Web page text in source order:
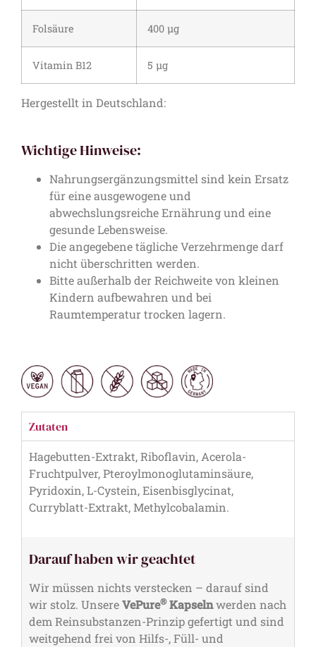
Folsäure 400 µg
Vitamin B12 5 µg
Hergestellt in Deutschland:
Wichtige Hinweise:
Nahrungsergänzungsmittel sind kein Ersatz
für eine ausgewogene und
abwechslungsreiche Ernährung und eine
gesunde Lebensweise.
Die angegebene tägliche Verzehrmenge darf
nicht überschritten werden.
Bitte außerhalb der Reichweite von kleinen
Kindern aufbewahren und bei
Raumtemperatur trocken lagern.
Zutaten
Hagebutten-Extrakt, Riboflavin, Acerola-
Fruchtpulver, Pteroylmonoglutaminsäure,
Pyridoxin, L-Cystein, Eisenbisglycinat,
Curryblatt-Extrakt, Methylcobalamin.
Darauf haben wir geachtet
Wir müssen nichts verstecken – darauf sind
wir stolz. UnsereVePure®Kapselnwerden nach
dem Reinsubstanzen-Prinzip gefertigt und sind
weitgehend frei von Hilfs-, Füll- und